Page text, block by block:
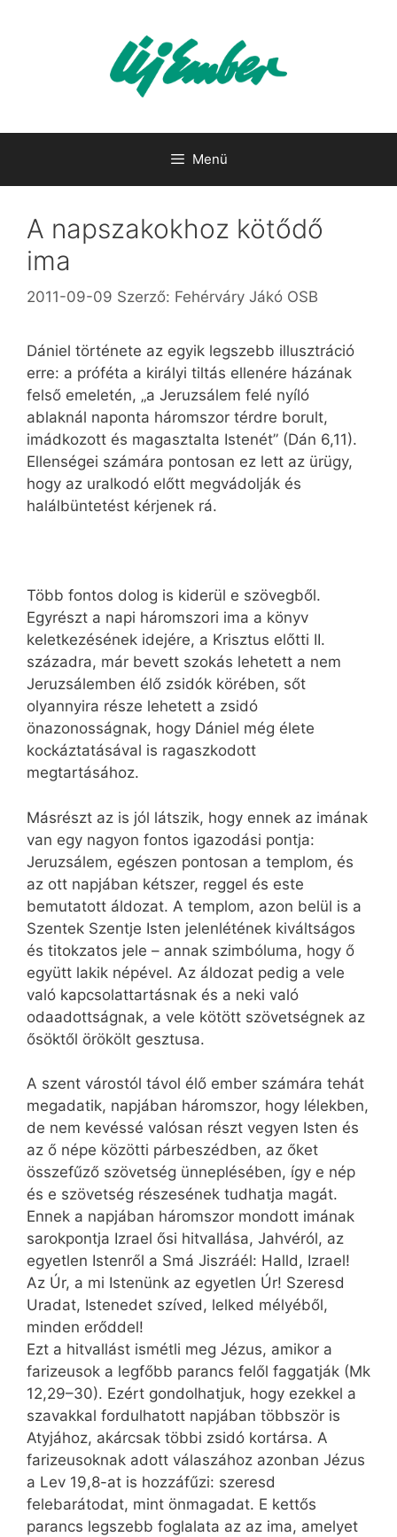
Menü
A napszakokhoz kötődő
ima
2011-09-09 Szerző: Fehérváry Jákó OSB
Dániel története az egyik legszebb illusztráció
erre: a próféta a királyi tiltás ellenére házának
felső emeletén, „a Jeruzsálem felé nyíló
ablaknál naponta háromszor térdre borult,
imádkozott és magasztalta Istenét” (Dán 6,11).
Ellenségei számára pontosan ez lett az ürügy,
hogy az uralkodó előtt megvádolják és
halálbüntetést kérjenek rá.
Több fontos dolog is kiderül e szövegből.
Egyrészt a napi háromszori ima a könyv
keletkezésének idejére, a Krisztus előtti II.
századra, már bevett szokás lehetett a nem
Jeruzsálemben élő zsidók körében, sőt
olyannyira része lehetett a zsidó
önazonosságnak, hogy Dániel még élete
kockáztatásával is ragaszkodott
megtartásához.
Másrészt az is jól látszik, hogy ennek az imának
van egy nagyon fontos igazodási pontja:
Jeruzsálem, egészen pontosan a templom, és
az ott napjában kétszer, reggel és este
bemutatott áldozat. A templom, azon belül is a
Szentek Szentje Isten jelenlétének kiváltságos
és titokzatos jele – annak szimbóluma, hogy ő
együtt lakik népével. Az áldozat pedig a vele
való kapcsolattartásnak és a neki való
odaadottságnak, a vele kötött szövetségnek az
ősöktől örökölt gesztusa.
A szent várostól távol élő ember számára tehát
megadatik, napjában háromszor, hogy lélekben,
de nem kevéssé valósan részt vegyen Isten és
az ő népe közötti párbeszédben, az őket
összefűző szövetség ünneplésében, így e nép
és e szövetség részesének tudhatja magát.
Ennek a napjában háromszor mondott imának
sarokpontja Izrael ősi hitvallása, Jahvéról, az
egyetlen Istenről a Smá Jiszráél: Halld, Izrael!
Az Úr, a mi Istenünk az egyetlen Úr! Szeresd
Uradat, Istenedet szíved, lelked mélyéből,
minden erőddel!
Ezt a hitvallást ismétli meg Jézus, amikor a
farizeusok a legfőbb parancs felől faggatják (Mk
12,29–30). Ezért gondolhatjuk, hogy ezekkel a
szavakkal fordulhatott napjában többször is
Atyjához, akárcsak többi zsidó kortársa. A
farizeusoknak adott válaszához azonban Jézus
a Lev 19,8-at is hozzáfűzi: szeresd
felebarátodat, mint önmagadat. E kettős
parancs legszebb foglalata az az ima, amelyet